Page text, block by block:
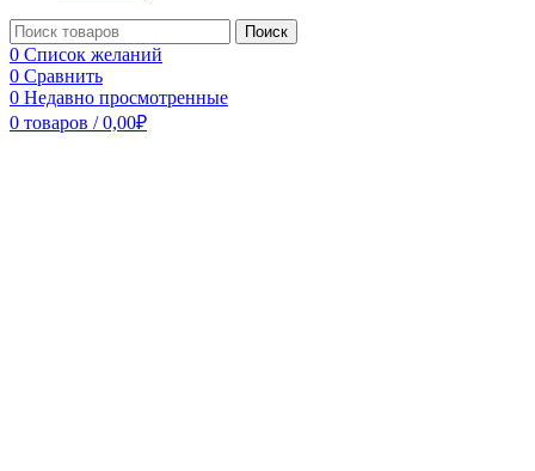
Поиск
0 Список желаний
0 Сравнить
0 Недавно просмотренные
0 товаров / 0,00₽